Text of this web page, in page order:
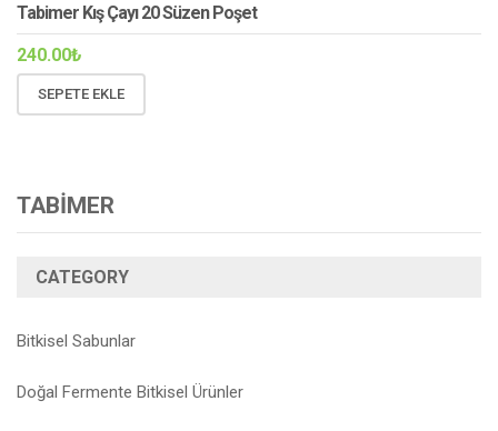
Tabimer Kış Çayı 20 Süzen Poşet
240.00₺
SEPETE EKLE
TABİMER
CATEGORY
Bitkisel Sabunlar
Doğal Fermente Bitkisel Ürünler